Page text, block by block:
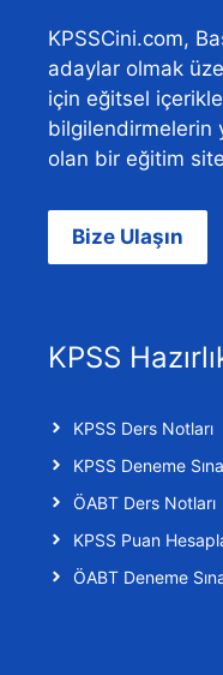
KPSSCini.com,
adaylar olmak
için eğitsel
bilgilendirmelerin
olan bir eğitim
Bize Ulaşın
KPSS
KPSS Ders Notları
KPSS Deneme
ÖABT Ders Notları
KPSS Puan
ÖABT Deneme